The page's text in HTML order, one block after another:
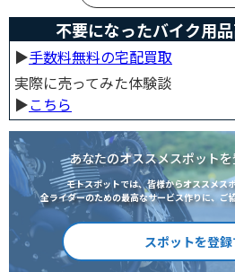
不要になったバイク用
▶︎手数料無料の宅配買取
実際に売ってみた体験談
▶︎こちら
あなたのオススメスポット
モトスポットでは、皆様からオススメス
全ライダーのための最高なサービス作りに、ご
スポットを登